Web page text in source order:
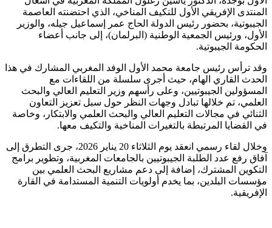
المنتدى الإفريقي الأول للتكيف المناخي، الذي احتضنته العاصمة
الجيبوتية، بحضور رئيس الدولة الحاج عمر إسماعيل جيله، والوزير
الأول، ورئيس الجمعية الوطنية (البرلمان)، إلى جانب أعضاء
الحكومة الجيبوتية.
وقد ترأس رئيس جامعة محمد الأول الوفد المغربي المشارك في هذا
الحدث القاري الهام، حيث أجرى سلسلة من اللقاءات مع
المسؤولين الجيبوتيين، وعلى رأسهم وزير التعليم العالي والبحث
العلمي، تم خلالها تبادل وجهات النظر حول سبل تعزيز التعاون
الثنائي في مجالات التعليم العالي والبحث العلمي والابتكار، وخاصة
في القضايا المرتبطة بالتغيرات المناخية والتكيف معها.
وخلال لقاء رسمي انعقد يوم الثلاثاء 20 يناير 2026، جرى التطرق إلى
آفاق رفع عدد الطلبة الجيبوتيين بالجامعات المغربية، وتطوير برامج
التكوين المشترك، إضافة إلى دعم مشاريع البحث العلمي بين
مؤسسات البلدين، بما يخدم أولويات التنمية المستدامة في القارة
الإفريقية.